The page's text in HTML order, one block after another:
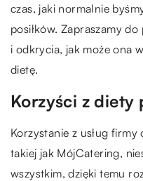
czas, jaki normalnie
posiłków. Zapraszamy
i odkrycia, jak może ona
dietę.
Korzyści z diety
Korzystanie z usług
takiej jak MójCatering,
wszystkim, dzięki temu